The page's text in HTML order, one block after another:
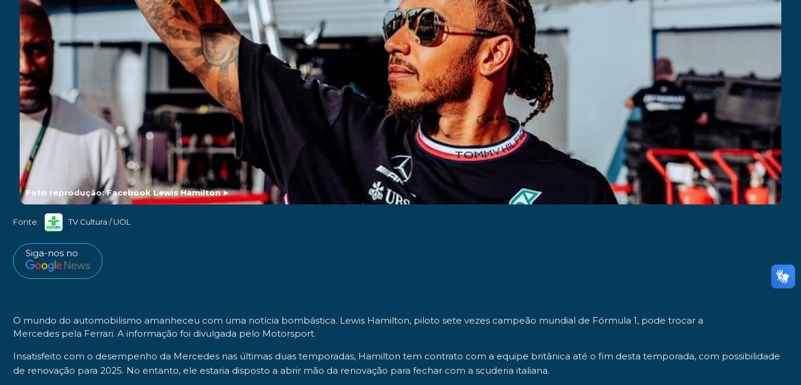
Foto reprodução: Facebook Lewis Hamilton►
Fonte: TV Cultura / UOL
Siga-nos no
O mundo do automobilismo amanheceu com uma notícia bombástica. Lewis Hamilton, piloto sete vezes campeão mundial de Fórmula 1, pode trocar a
Mercedes pela Ferrari. A informação foi divulgada pelo Motorsport.
Insatisfeito com o desempenho da Mercedes nas últimas duas temporadas, Hamilton tem contrato com a equipe britânica até o fim desta temporada, com possibilidade
de renovação para 2025. No entanto, ele estaria disposto a abrir mão da renovação para fechar com a scuderia italiana.